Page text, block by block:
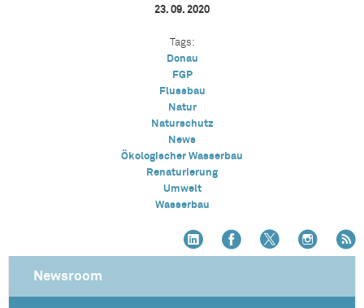
23. 09. 2020
Tags:
Donau
FGP
Flussbau
Natur
Naturschutz
News
Ökologischer Wasserbau
Renaturierung
Umwelt
Wasserbau
Newsroom